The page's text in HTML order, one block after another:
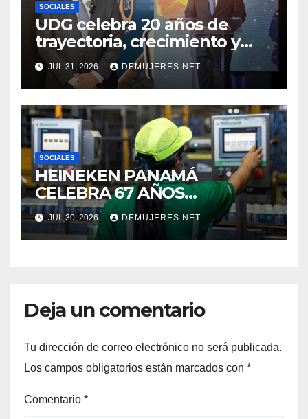
SOCIALES
UDG celebra 20 años de
trayectoria, crecimiento y
compromiso con Panamá
JUL 31, 2026 DEMUJERES.NET
SOCIALES
HEINEKEN PANAMÁ
CELEBRA 67 AÑOS
IMPULSANDO EL
CRECIMIENTO DE LA
INDUSTRIA CERVECERA Y
JUL 30, 2026 DEMUJERES.NET
Deja un comentario
Tu dirección de correo electrónico no será publicada.
Los campos obligatorios están marcados con *
Comentario *